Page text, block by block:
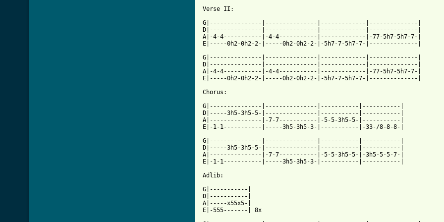
Verse II:
G|---------------|---------------|-------------|--------------|
D|---------------|---------------|-------------|--------------|
A|-4-4-----------|-4-4-----------|-------------|-77-5h7-5h7-7-|
G|---------------|---------------|-------------|--------------|
D|---------------|---------------|-------------|--------------|
A|-4-4-----------|-4-4-----------|-------------|-77-5h7-5h7-7-|
E|-----0h2-0h2-2-|-----0h2-0h2-2-|-5h7-7-5h7-7-|--------------|
Chorus:
G|---------------|---------------|-----------|-----------|
D|-----3h5-3h5-5-|---------------|-----------|-----------|
A|---------------|-7-7-----------|-5-5-3h5-5-|-----------|
E|-1-1-----------|-----3h5-3h5-3-|-----------|-33-/8-8-8-|
G|---------------|---------------|-----------|-----------|
D|-----3h5-3h5-5-|---------------|-----------|-----------|
A|---------------|-7-7-----------|-5-5-3h5-5-|-3h5-5-5-7-|
E|-1-1-----------|-----3h5-3h5-3-|-----------|-----------|
Adlib:
G|-----------|
D|-----------|
A|-----x55x5-|
E|-555-------| 8x